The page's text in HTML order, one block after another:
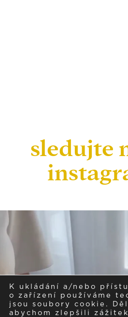
sledujte
K ukládání a/nebo
o zařízení používáme
jsou soubory cookie.
abychom zlepšili